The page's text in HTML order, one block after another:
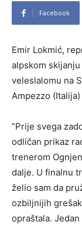
Facebook
Emir Lokmić,
alpskom
veleslalomu na
Ampezzo
”Prije svega
odličan prikaz
trenerom
dalje. U finalnu
želio sam da
ozbiljnijih
opraštala.